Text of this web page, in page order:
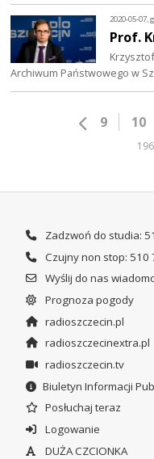
2020-05-07,
Prof.
Archiwum Państwowego w
9 10
Zadzwoń do studia:
Czujny non stop: 510
Wyślij do nas
Prognoza pogody
radioszczecin.pl
radioszczecinextra.pl
radioszczecin.tv
Biuletyn Informacji
Posłuchaj teraz
Logowanie
DUŻA CZCIONKA